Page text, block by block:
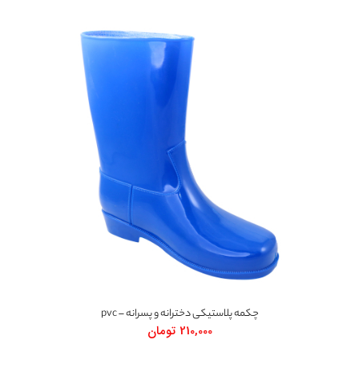
چکمه پلاستیکی دخترانه و پسرانه – pvc
210,000 تومان